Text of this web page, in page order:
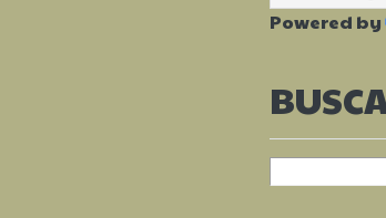
Powered by